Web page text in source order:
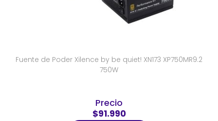
Fuente de Poder Xilence by be quiet! XN173 XP750MR9.2
750W
Precio
$91.990